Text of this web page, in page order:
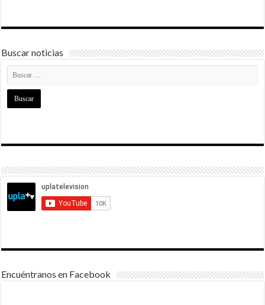
Buscar noticias
Encuéntranos en Facebook